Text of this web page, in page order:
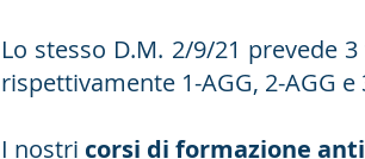
Lo stesso D.M. 2/9/21 prevede
rispettivamente 1-AGG, 2-AGG e
I nostri corsi di formazione